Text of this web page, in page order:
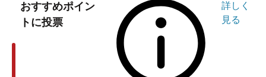
おすすめポイン
トに投票
詳しく
見る